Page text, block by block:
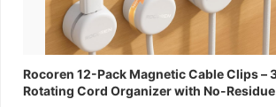
Rocoren 12-Pack Magnetic Cable Clips –
Rotating Cord Organizer with No-Residue